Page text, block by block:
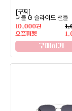
[구찌]
더블 G 슬라이드 샌들
10,000원
오픈마켓
구매하기